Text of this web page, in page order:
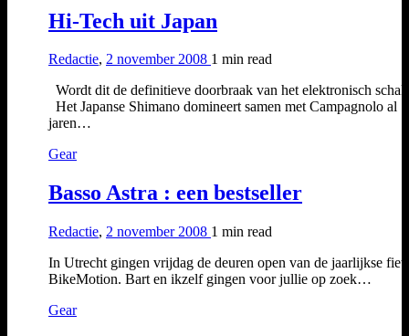
Hi-Tech uit Japan
Redactie, 2 november 2008 1 min read
Wordt dit de definitieve doorbraak van het elektronisch
Het Japanse Shimano domineert samen met Campagnolo al
jaren…
Gear
Basso Astra : een bestseller
Redactie, 2 november 2008 1 min read
In Utrecht gingen vrijdag de deuren open van de jaarlijkse
BikeMotion. Bart en ikzelf gingen voor jullie op zoek…
Gear